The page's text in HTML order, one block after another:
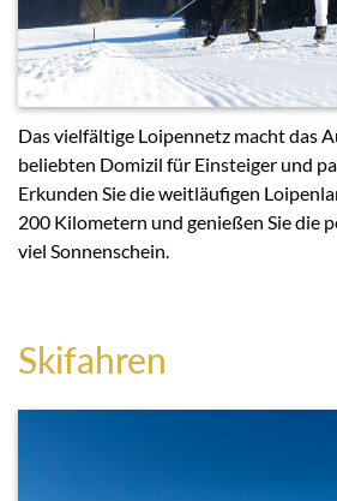
Das vielfältige Loipennetz macht das
beliebten Domizil für Einsteiger und
Erkunden Sie die weitläufigen
200 Kilometern und genießen Sie die
viel Sonnenschein.
Skifahren